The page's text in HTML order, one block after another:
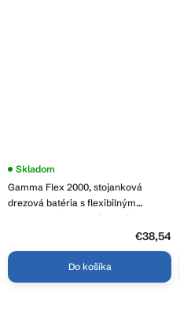
Gamma Flex 2000, stojanková
drezová batéria s flexibilným
ramenom, biela-zlatá lesklá, GMA-
Skladom
€38,54
Do košíka